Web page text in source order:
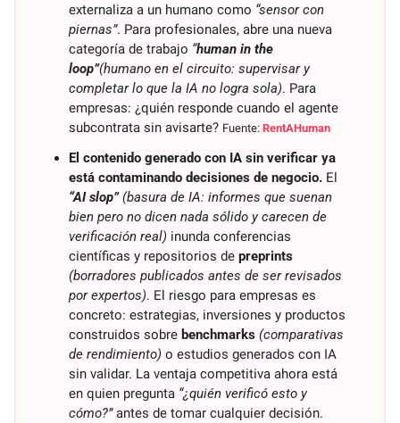
externaliza a un humano como “sensor con
piernas”. Para profesionales, abre una nueva
categoría de trabajo “human in the
loop”(humano en el circuito: supervisar y
completar lo que la IA no logra sola). Para
empresas: ¿quién responde cuando el agente
subcontrata sin avisarte? Fuente: RentAHuman
El contenido generado con IA sin verificar ya
está contaminando decisiones de negocio.
“AI slop” (basura de IA: informes que suenan
bien pero no dicen nada sólido y carecen de
verificación real) inunda conferencias
científicas y repositorios de preprints
(borradores publicados antes de ser revisados
por expertos). El riesgo para empresas es
concreto: estrategias, inversiones y productos
construidos sobre benchmarks (comparativas
de rendimiento) o estudios generados con IA
sin validar. La ventaja competitiva ahora está
en quien pregunta “¿quién verificó esto y
cómo?”